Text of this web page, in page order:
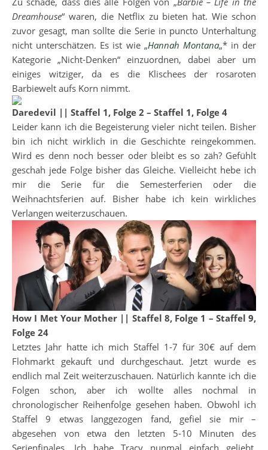
Dreamhouse“ waren, die Netflix zu bieten hat. Wie schon
zuvor gesagt, man sollte die Serie in puncto Unterhaltung
nicht unterschätzen. Es ist wie „Hannah Montana„* in der
Kategorie „Nicht-Denken“ einzuordnen, dabei aber um
einiges witziger, da es die Klischees der rosaroten
Barbiewelt aufs Korn nimmt.
Daredevil || Staffel 1, Folge 2 – Staffel 1, Folge 4
Leider kann ich die Begeisterung vieler nicht teilen. Bisher
bin ich nicht wirklich in die Geschichte reingekommen.
Wird es denn noch besser oder bleibt es so zäh? Gefühlt
geschah jede Folge bisher das Gleiche. Vielleicht hebe ich
mir die Serie für die Semesterferien oder die
Weihnachtsferien auf. Bisher habe ich kein wirkliches
Verlangen weiterzuschauen.
How I Met Your Mother || Staffel 8, Folge 1 – Staffel 9,
Folge 24
Letztes Jahr hatte ich mich Staffel 1-7 für 30€ auf dem
Flohmarkt gekauft und durchgeschaut. Jetzt wurde es
endlich mal Zeit weiterzuschauen. Natürlich kannte ich die
Folgen schon, aber ich wollte alles nochmal in
chronologischer Reihenfolge gesehen haben. Obwohl ich
Staffel 9 etwas langgezogen fand, gefiel sie mir –
abgesehen von etwa den letzten 5-10 Minuten des
Serienfinales. Ich habe Tracy nunmal einfach geliebt,